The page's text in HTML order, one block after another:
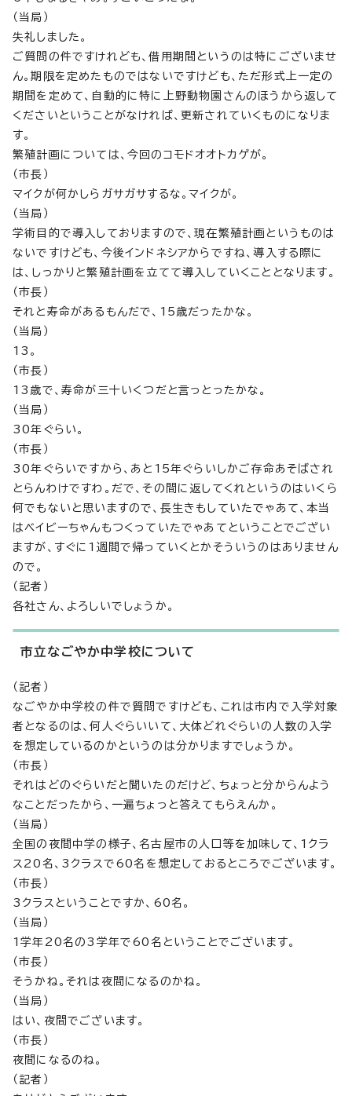
（当局）
失礼しました。
ご質問の件ですけれども、借用期間というのは特にございませ
ん。期限を定めたものではないですけども、ただ形式上一定の
期間を定めて、自動的に特に上野動物園さんのほうから返して
くださいということがなければ、更新されていくものになりま
す。
繁殖計画については、今回のコモドオオトカゲが。
（市長）
マイクが何かしらガサガサするな。マイクが。
（当局）
学術目的で導入しておりますので、現在繁殖計画というものは
ないですけども、今後インドネシアからですね、導入する際に
は、しっかりと繁殖計画を立てて導入していくこととなります。
（市長）
それと寿命があるもんだで、15歳だったかな。
（当局）
13。
（市長）
13歳で、寿命が三十いくつだと言っとったかな。
（当局）
30年ぐらい。
（市長）
30年ぐらいですから、あと15年ぐらいしかご存命あそばされ
とらんわけですわ。だで、その間に返してくれというのはいくら
何でもないと思いますので、長生きもしていたでゃあて、本当
はベイビーちゃんもつくっていたでゃあてということでござい
ますが、すぐに1週間で帰っていくとかそういうのはありません
ので。
（記者）
各社さん、よろしいでしょうか。
市立なごやか中学校について
（記者）
なごやか中学校の件で質問ですけども、これは市内で入学対象
者となるのは、何人ぐらいいて、大体どれぐらいの人数の入学
を想定しているのかというのは分かりますでしょうか。
（市長）
それはどのぐらいだと聞いたのだけど、ちょっと分からんよう
なことだったから、一遍ちょっと答えてもらえんか。
（当局）
全国の夜間中学の様子、名古屋市の人口等を加味して、1クラ
ス20名、3クラスで60名を想定しておるところでございます。
（市長）
3クラスということですか、60名。
（当局）
1学年20名の3学年で60名ということでございます。
（市長）
そうかね。それは夜間になるのかね。
（当局）
はい、夜間でございます。
（市長）
夜間になるのね。
（記者）